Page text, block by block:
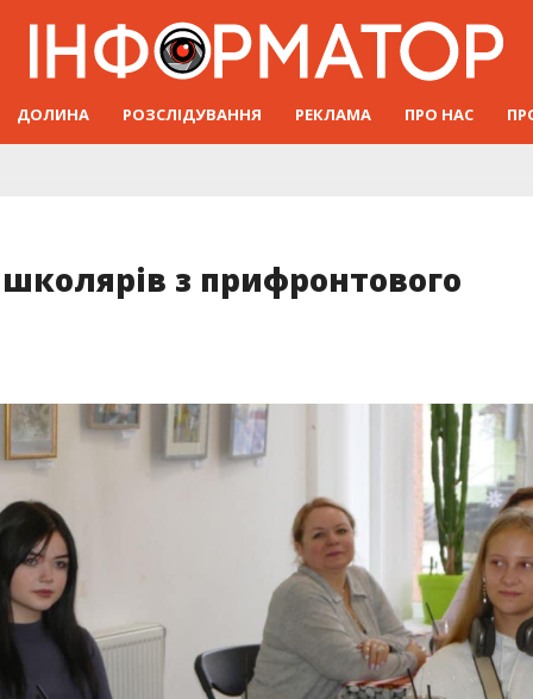
ДОЛИНА РОЗСЛІДУВАННЯ РЕКЛАМА ПРО НАС
з прифронтового